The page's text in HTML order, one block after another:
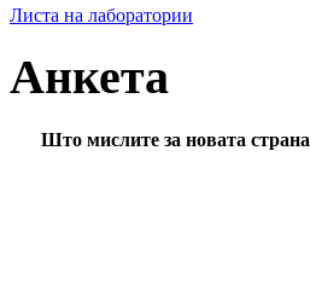
Листа на лаборатории
Анкета
Што мислите за новата страна